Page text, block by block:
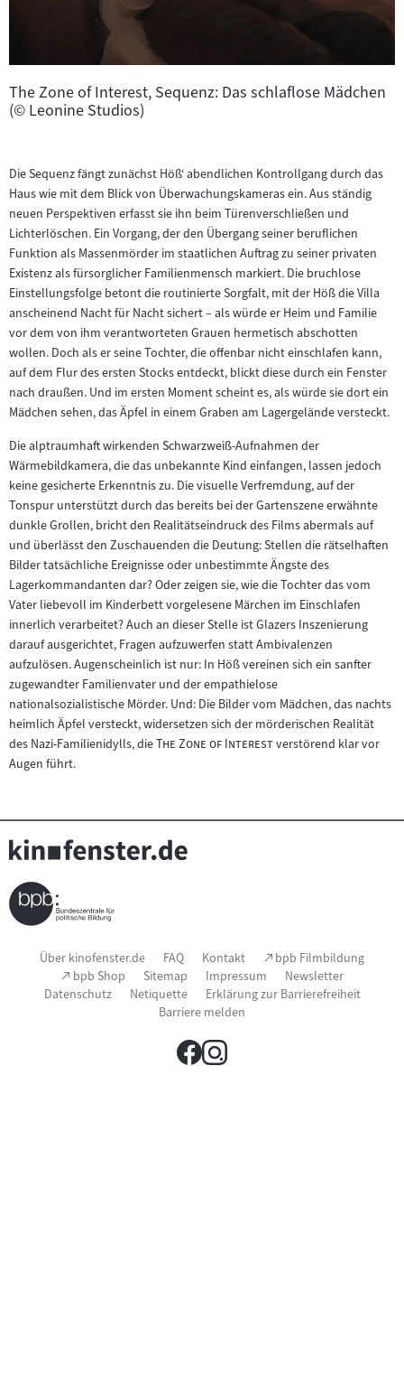
The Zone of Interest, Sequenz: Das schlaflose Mädchen
(© Leonine Studios)
Die Sequenz fängt zunächst Höß‘ abendlichen Kontrollgang durch das
Haus wie mit dem Blick von Überwachungskameras ein. Aus ständig
neuen Perspektiven erfasst sie ihn beim Türenverschließen und
Lichterlöschen. Ein Vorgang, der den Übergang seiner beruflichen
Funktion als Massenmörder im staatlichen Auftrag zu seiner privaten
Existenz als fürsorglicher Familienmensch markiert. Die bruchlose
Einstellungsfolge betont die routinierte Sorgfalt, mit der Höß die Villa
anscheinend Nacht für Nacht sichert – als würde er Heim und Familie
vor dem von ihm verantworteten Grauen hermetisch abschotten
wollen. Doch als er seine Tochter, die offenbar nicht einschlafen kann,
auf dem Flur des ersten Stocks entdeckt, blickt diese durch ein Fenster
nach draußen. Und im ersten Moment scheint es, als würde sie dort ein
Mädchen sehen, das Äpfel in einem Graben am Lagergelände versteckt.
Die alptraumhaft wirkenden Schwarzweiß-Aufnahmen der
Wärmebildkamera, die das unbekannte Kind einfangen, lassen jedoch
keine gesicherte Erkenntnis zu. Die visuelle Verfremdung, auf der
Tonspur unterstützt durch das bereits bei der Gartenszene erwähnte
dunkle Grollen, bricht den Realitätseindruck des Films abermals auf
und überlässt den Zuschauenden die Deutung: Stellen die rätselhaften
Bilder tatsächliche Ereignisse oder unbestimmte Ängste des
Lagerkommandanten dar? Oder zeigen sie, wie die Tochter das vom
Vater liebevoll im Kinderbett vorgelesene Märchen im Einschlafen
innerlich verarbeitet? Auch an dieser Stelle ist Glazers Inszenierung
darauf ausgerichtet, Fragen aufzuwerfen statt Ambivalenzen
aufzulösen. Augenscheinlich ist nur: In Höß vereinen sich ein sanfter
zugewandter Familienvater und der empathielose
nationalsozialistische Mörder. Und: Die Bilder vom Mädchen, das nachts
heimlich Äpfel versteckt, widersetzen sich der mörderischen Realität
des Nazi-Familienidylls, die"
The Zone of Interest"verstörend klar vor
Augen führt.
Seitenfußnavigation
Über kinofenster.de FAQ Kontakt (Link
öffnet
im
neuen
bpb Filmbildung
(Link
öffnet
im
bpb Shop Sitemap Impressum
Newsletter
Datenschutz
Netiquette
Erklärung zur Barrierefreiheit
Barriere melden